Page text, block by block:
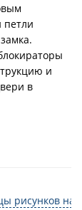
петли
и
в
рисунков на